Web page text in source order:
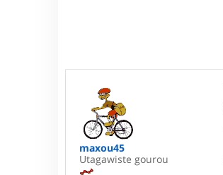
maxou45
Utagawiste gourou